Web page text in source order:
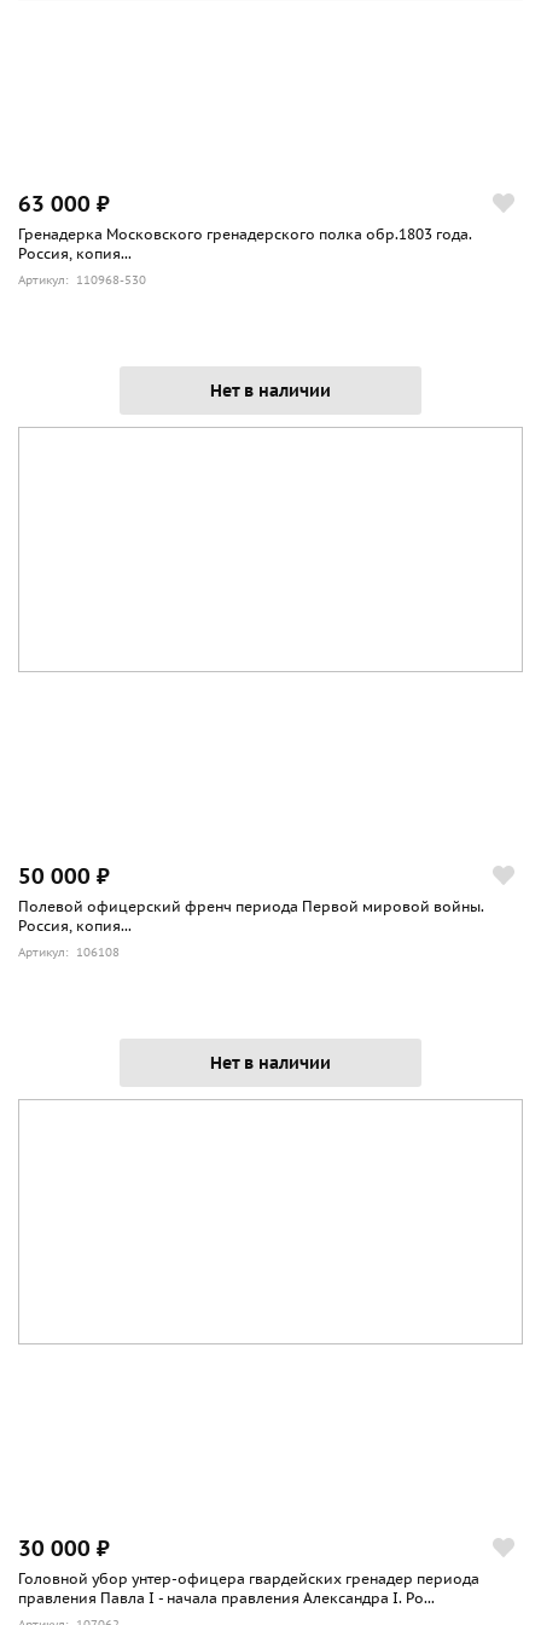
63 000 ₽
Гренадерка Московского гренадерского полка обр.1803 года.
Россия, копия...
Артикул: 110968-530
Нет в наличии
50 000 ₽
Полевой офицерский френч периода Первой мировой войны.
Россия, копия...
Артикул: 106108
Нет в наличии
30 000 ₽
Головной убор унтер-офицера гвардейских гренадер периода
правления Павла I - начала правления Александра I. Ро...